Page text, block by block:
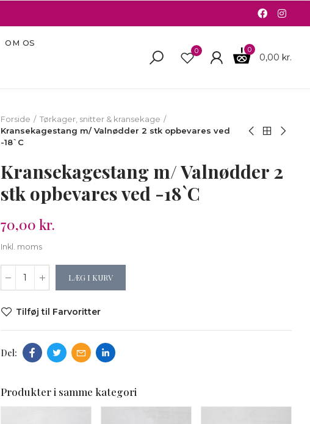
OM OS
0 0
0,00 kr.
Forside
Tørkager, snitter & kransekage
Kransekagestang m/ Valnødder 2 stk opbevares ved
-18`C
Kransekagestang m/ Valnødder 2
stk opbevares ved -18`C
70,00 kr.
Inkl. moms
LÆG I KURV
Tilføj til Farvoritter
Produkter i samme kategori